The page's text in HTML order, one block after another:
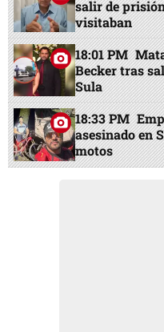
salir de
visitaban
18:01 PM
Becker tras
Sula
18:33 PM
asesinado en
motos